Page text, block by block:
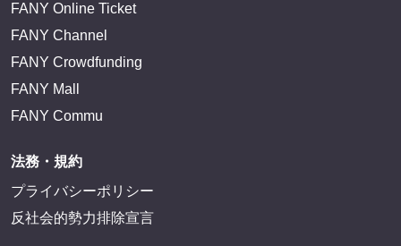
FANY Online Ticket
FANY Channel
FANY Crowdfunding
FANY Mall
FANY Commu
法務・規約
プライバシーポリシー
反社会的勢力排除宣言